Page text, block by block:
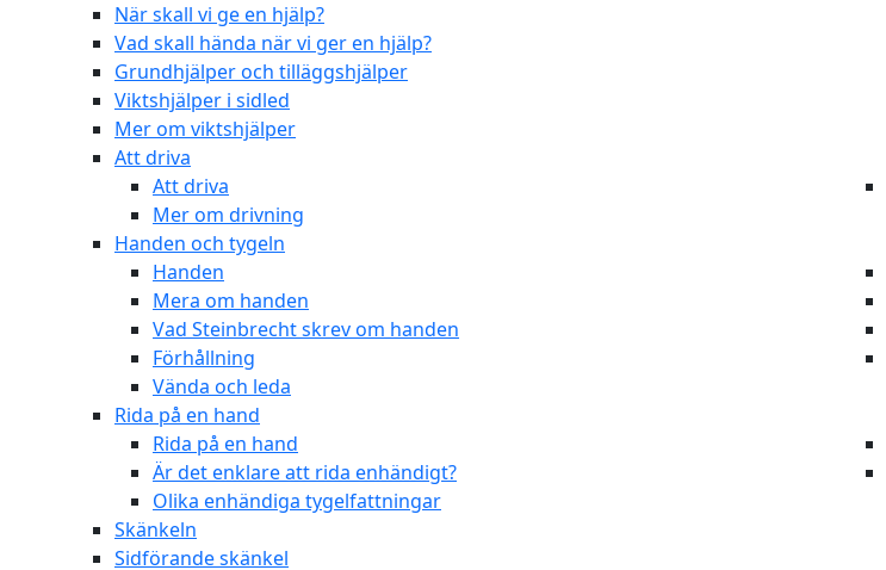
När skall vi ge en hjälp?
Vad skall hända när vi ger en hjälp?
Grundhjälper och tilläggshjälper
Viktshjälper i sidled
Mer om viktshjälper
Att driva
Att driva
Mer om drivning
Handen och tygeln
Handen
Mera om handen
Vad Steinbrecht skrev om handen
Förhållning
Vända och leda
Rida på en hand
Rida på en hand
Är det enklare att rida enhändigt?
Olika enhändiga tygelfattningar
Skänkeln
Sidförande skänkel